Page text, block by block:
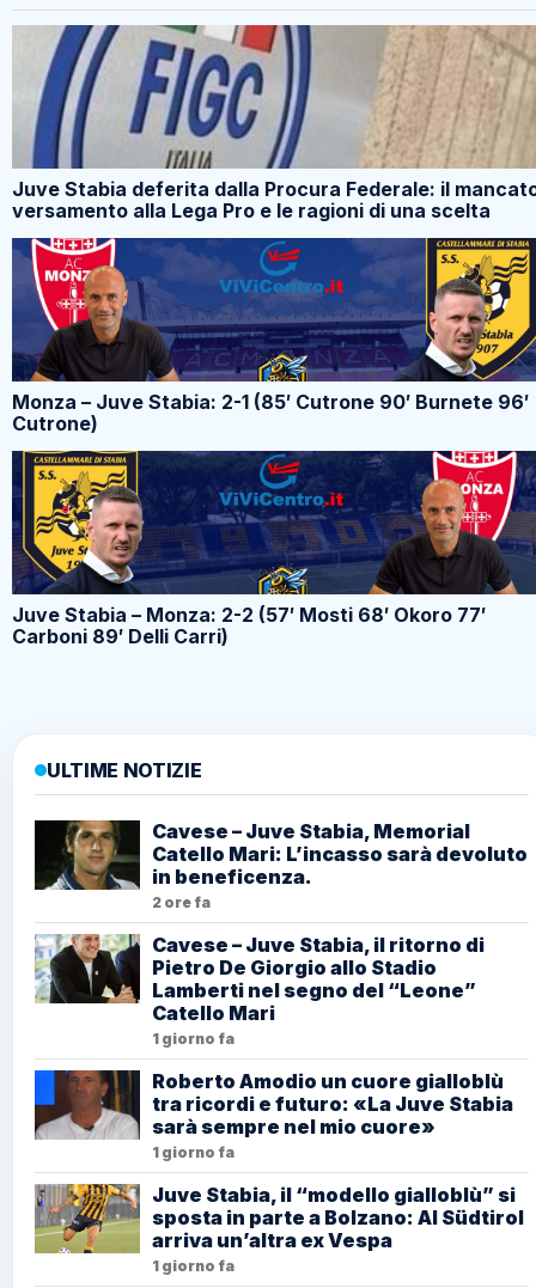
Juve Stabia deferita dalla Procura Federale: il
versamento alla Lega Pro e le ragioni di una scelta
Monza – Juve Stabia: 2-1 (85′ Cutrone 90′ Burnete 96′
Cutrone)
Juve Stabia – Monza: 2-2 (57′ Mosti 68′ Okoro 77′
Carboni 89′ Delli Carri)
ULTIME NOTIZIE
Cavese – Juve Stabia, Memorial
Catello Mari: L’incasso sarà devoluto
in beneficenza.
2 ore fa
Cavese – Juve Stabia, il ritorno di
Pietro De Giorgio allo Stadio
Lamberti nel segno del “Leone”
Catello Mari
1 giorno fa
Roberto Amodio un cuore gialloblù
tra ricordi e futuro: «La Juve Stabia
sarà sempre nel mio cuore»
1 giorno fa
Juve Stabia, il “modello gialloblù” si
sposta in parte a Bolzano: Al Südtirol
arriva un’altra ex Vespa
1 giorno fa